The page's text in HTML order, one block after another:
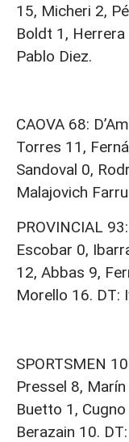
15, Micheri 2,
Boldt 1, Herrera
Pablo Diez.
CAOVA 68:
Torres 11,
Sandoval 0,
Malajovich
PROVINCIAL
Escobar 0,
12, Abbas 9,
Morello 16. DT:
SPORTSMEN
Pressel 8,
Buetto 1,
Berazain 10.